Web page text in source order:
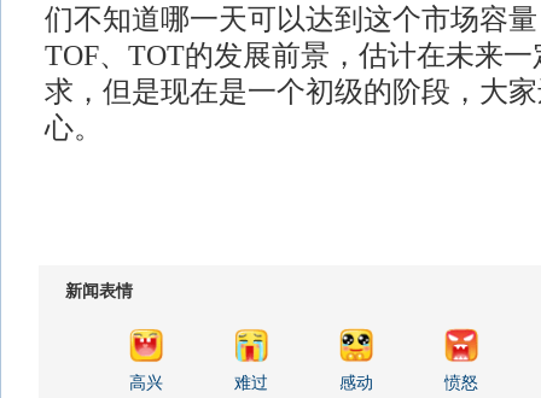
们不知道哪一天可以达到这个市场容
TOF、TOT的发展前景，估计在未来
求，但是现在是一个初级的阶段，大
心。
新闻表情
高兴 难过 感动 愤怒